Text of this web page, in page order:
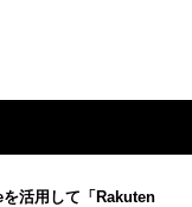
活用して「Rakuten